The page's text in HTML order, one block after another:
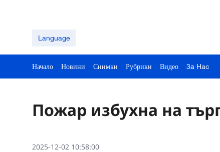
Language
Начало Новини Снимки Рубрики Видео 3a Hac
Пожар избухна на
2025-12-02 10:58:00